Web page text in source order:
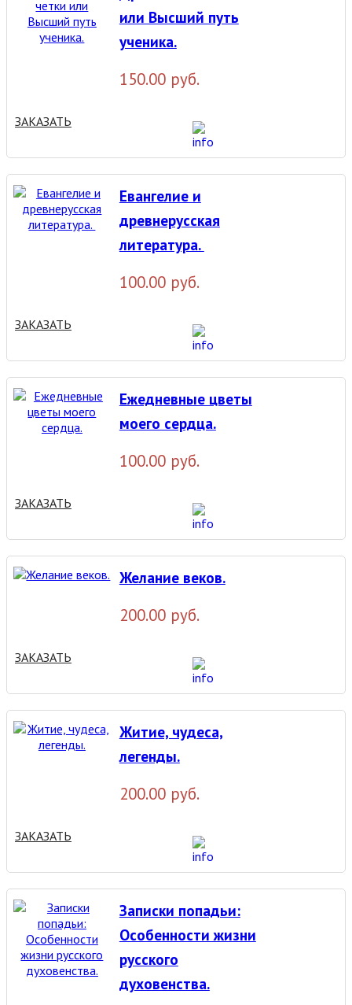
или Высший путь
ученика.
150.00 руб.
ЗАКАЗАТЬ
Евангелие и
древнерусская
литература.
100.00 руб.
ЗАКАЗАТЬ
Ежедневные цветы
моего сердца.
100.00 руб.
ЗАКАЗАТЬ
Желание веков.
200.00 руб.
ЗАКАЗАТЬ
Житие, чудеса,
легенды.
200.00 руб.
ЗАКАЗАТЬ
Записки попадьи:
Особенности жизни
русского
духовенства.